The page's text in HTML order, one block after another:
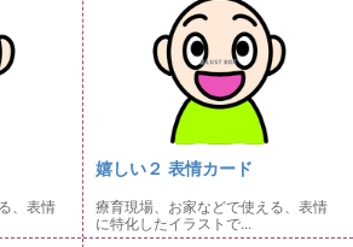
、表情
嬉しい２ 表情カード
療育現場、お家などで使える、表情
に特化したイラストで...